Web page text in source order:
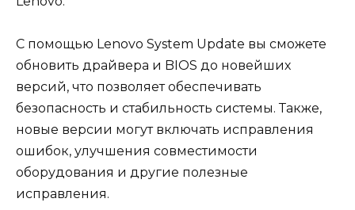
С помощью Lenovo System Update вы сможете
обновить драйвера и BIOS до новейших
версий, что позволяет обеспечивать
безопасность и стабильность системы. Также,
новые версии могут включать исправления
ошибок, улучшения совместимости
оборудования и другие полезные
исправления.